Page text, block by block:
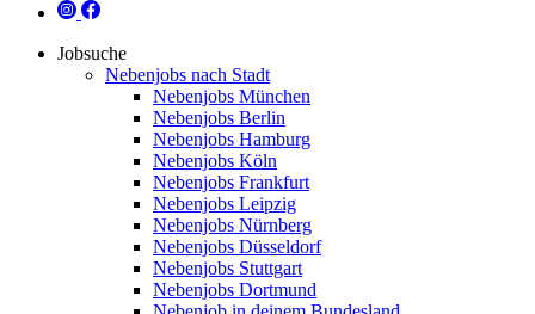
Jobsuche
Nebenjobs nach Stadt
Nebenjobs München
Nebenjobs Berlin
Nebenjobs Hamburg
Nebenjobs Köln
Nebenjobs Frankfurt
Nebenjobs Leipzig
Nebenjobs Nürnberg
Nebenjobs Düsseldorf
Nebenjobs Stuttgart
Nebenjobs Dortmund